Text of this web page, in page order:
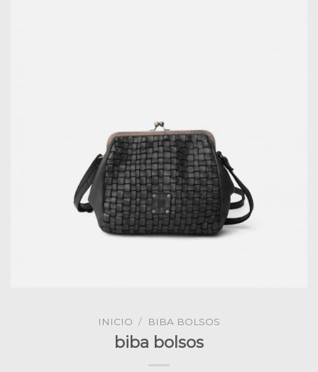
INICIO / BIBA BOLSOS
biba bolsos